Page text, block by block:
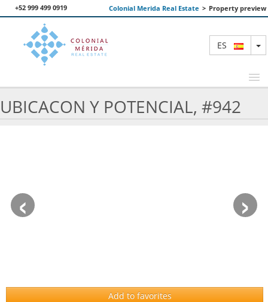
+52 999 499 0919 Colonial Merida Real Estate > Property preview
ES
UBICACON Y POTENCIAL, #942
‹ ›
Add to favorites